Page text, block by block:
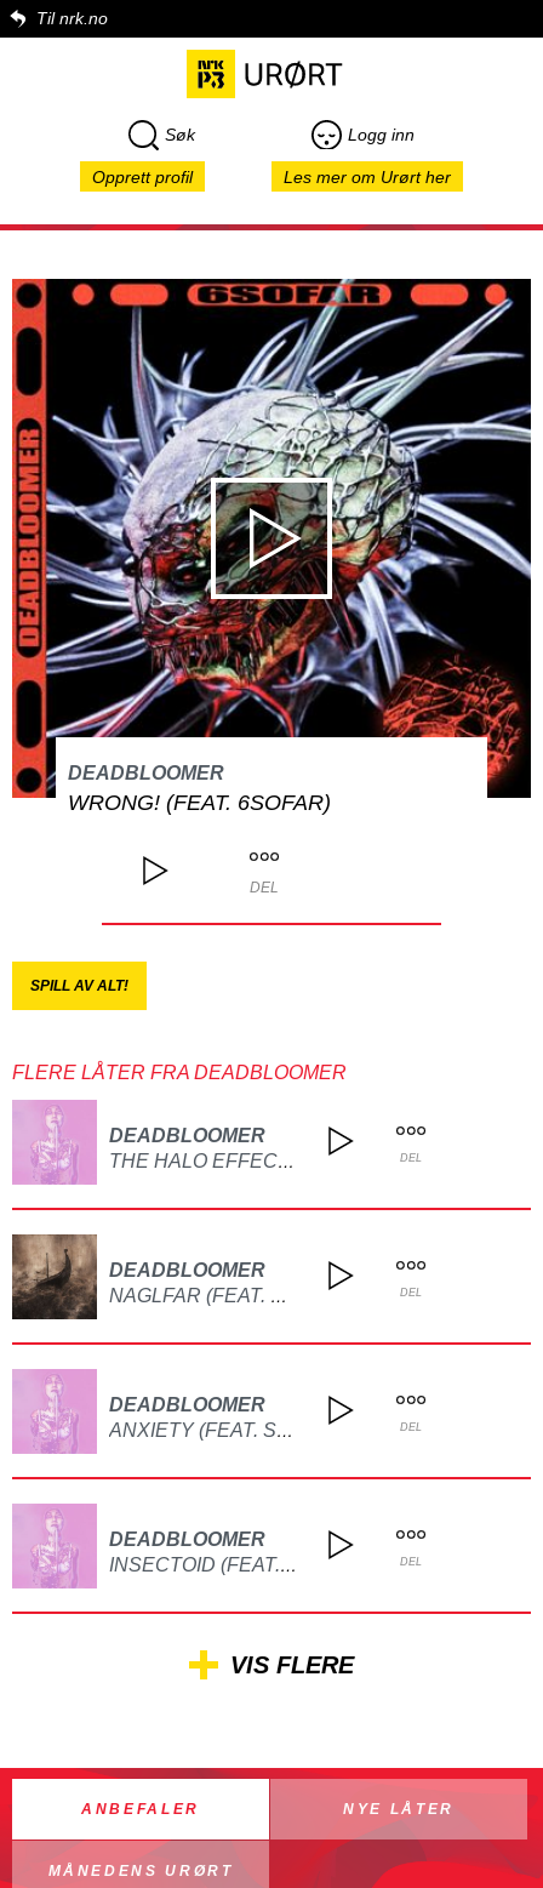
Til nrk.no
Søk Logg inn
Opprett profil Les mer om Urørt her
DEADBLOOMER
WRONG! (FEAT. 6SOFAR)
DEL
SPILL AV ALT!
FLERE LÅTER FRA DEADBLOOMER
DEADBLOOMER
THE HALO EFFECT (FEAT. MOODRING) DEL
DEADBLOOMER
NAGLFAR (FEAT. BAD SPIT) DEL
DEADBLOOMER
ANXIETY (FEAT. SALEM STAKES) DEL
DEADBLOOMER
INSECTOID (FEAT. CHMIELIX) DEL
VIS FLERE
ANBEFALER NYE LÅTER
MÅNEDENS URØRT